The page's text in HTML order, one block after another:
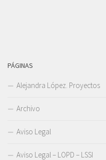
PÁGINAS
Alejandra López. Proyectos
Archivo
Aviso Legal
Aviso Legal – LOPD – LSSI